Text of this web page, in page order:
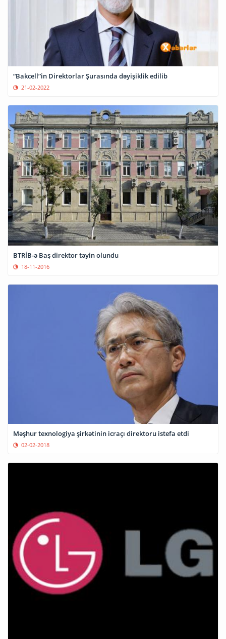
“Bakcell”in Direktorlar Şurasında dəyişiklik edilib
21-02-2022
BTRİB-ə Baş direktor təyin olundu
18-11-2016
Məşhur texnologiya şirkətinin icraçı direktoru istefa etdi
02-02-2018